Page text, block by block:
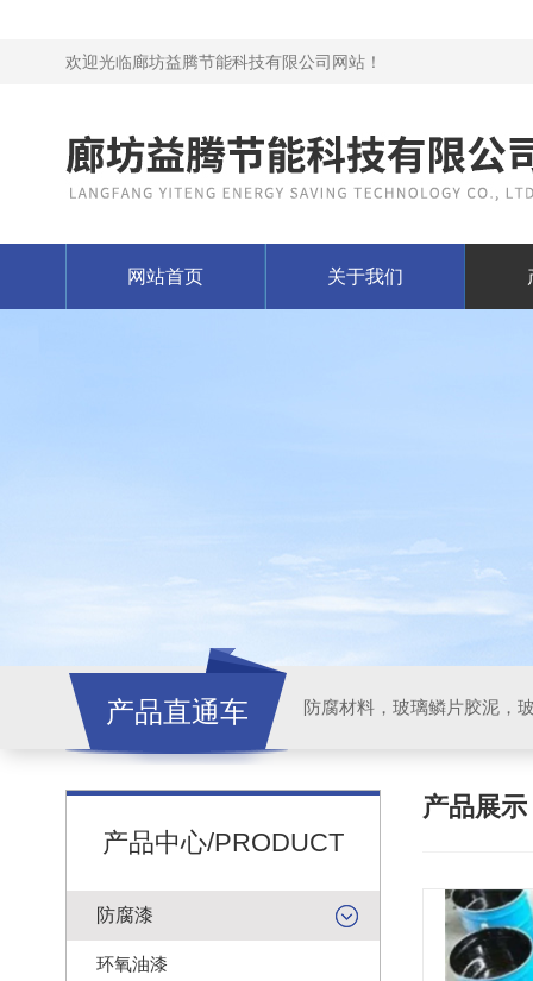
欢迎光临廊坊益腾节能科技有限公司网站！
网站首页 关于我们
产品直通车
产品中心/PRODUCT
防腐漆
环氧油漆
产品展示